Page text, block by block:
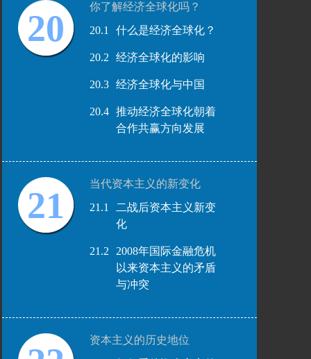
20
你了解经济全球化吗？
20.1
什么是经济全球化？
20.2 经济全球化的影响
20.3 经济全球化与中国
20.4
推动经济全球化朝着
合作共赢方向发展
21
当代资本主义的新变化
21.1
二战后资本主义新变
化
21.2
2008年国际金融危机
以来资本主义的矛盾
与冲突
资本主义的历史地位